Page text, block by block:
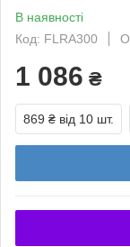
В наявності
Код: FLRA300
1 086 ₴
869 ₴ від 10 шт.